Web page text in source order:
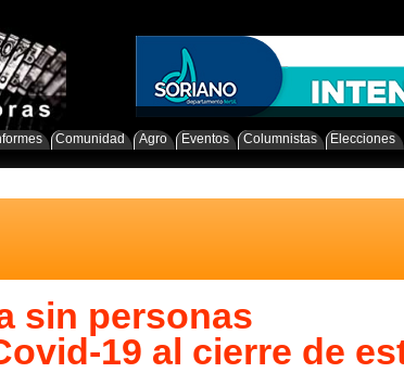
Comunidad Agro Eventos Columnistas Elecciones
sin personas
19 al cierre de